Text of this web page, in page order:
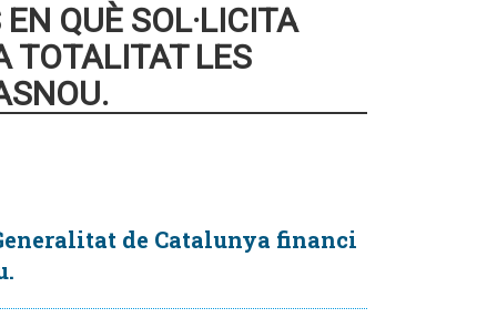
QUÈ SOL·LICITA
TOTALITAT LES
de Catalunya financi